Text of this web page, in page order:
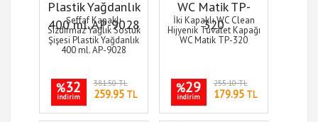
Şeffaf Kapaklı
Sızdırmaz Yağlık Sosluk
Şişesi Plastik Yağdanlık
400 ml. AP-9028
%32
indirim
381.50 TL
259.95TL
İki Kapaklı WC Clean
Hijyenik Tuvalet Kapağı
WC Matik TP-320
%29
indirim
255.10 TL
179.95TL